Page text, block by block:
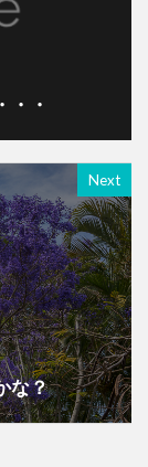
・・
Next
な？